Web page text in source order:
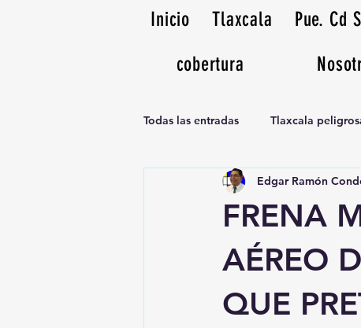
Inicio Tlaxcala Pue. Cd
cobertura
Todas las entradas Tlaxcala
Noticias Musicales radio 1370am
FRENA
AÉREO
QUE
Edgar Ramón